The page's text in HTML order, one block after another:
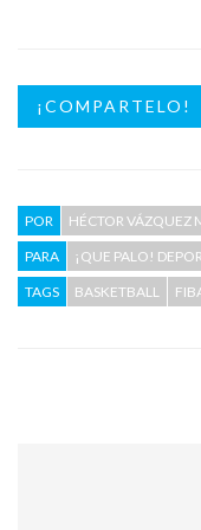
¡COMPARTELO!
POR
HÉCTOR VÁZQUEZ
PARA
¡QUE PALO!
TAGS
BASKETBALL